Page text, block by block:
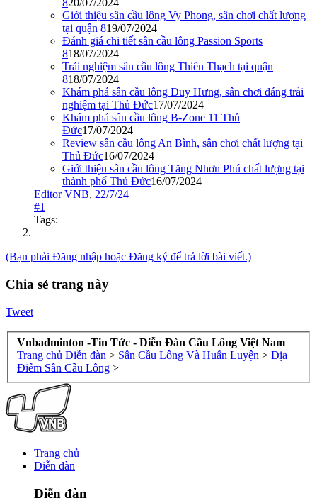
820/07/2024
Giới thiệu sân cầu lông Vy Phong, sân chơi chất lượng
tại quận 819/07/2024
Đánh giá chi tiết sân cầu lông Passion Sports
818/07/2024
Trải nghiệm sân cầu lông Thiên Thạch tại quận
818/07/2024
Khám phá sân cầu lông Duy Hưng, sân chơi đáng trải
nghiệm tại Thủ Đức17/07/2024
Khám phá sân cầu lông B-Zone 11 Thủ
Đức17/07/2024
Review sân cầu lông An Bình, sân chơi chất lượng tại
Thủ Đức16/07/2024
Giới thiệu sân cầu lông Tăng Nhơn Phú chất lượng tại
thành phố Thủ Đức16/07/2024
Editor VNB, 22/7/24
#1
Tags:
(Bạn phải Đăng nhập hoặc Đăng ký để trả lời bài viết.)
Chia sẻ trang này
Tweet
Vnbadminton -Tin Tức - Diễn Đàn Cầu Lông Việt Nam
Trang chủ Diễn đàn > Sân Cầu Lông Và Huấn Luyện > Địa
Điểm Sân Cầu Lông >
Trang chủ
Diễn đàn
Diễn đàn